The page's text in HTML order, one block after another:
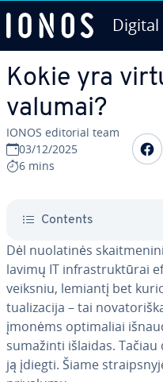
Kokie yra
va­lu­mai?
IONOS editorial team
03/12/2025
6 mins
Contents
Dėl nuo­la­ti­nės
la­vi­mų IT inf­rastruk­tū­rai
veiksniu, lemiantį bet
tu­ali­za­ci­ja – tai
įmonėms op­ti­ma­liai
sumažinti išlaidas.
ją įdiegti. Šiame